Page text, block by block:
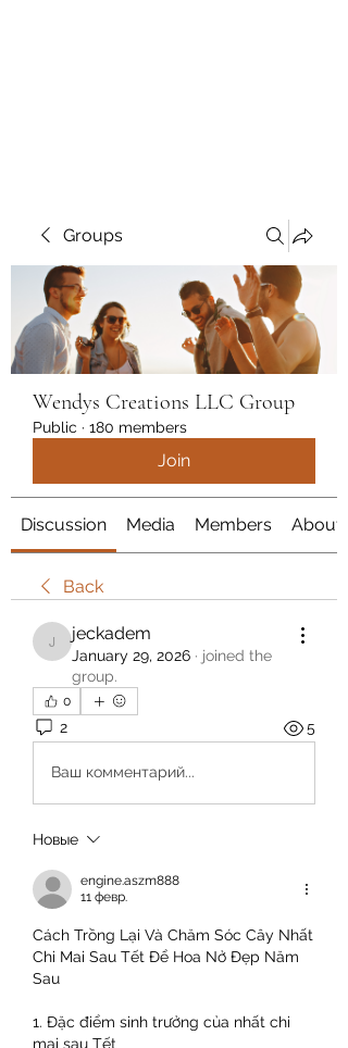
Groups
Wendys Creations LLC Group
Public · 180 members
Join
Discussion Media Members About
Back
jeckadem
jeckadem
January 29, 2026 · joined the
group.
0
2 5
Ваш комментарий...
Новые
engine.aszm888
11 февр.
Cách Trồng Lại Và Chăm Sóc Cây Nhất
Chi Mai Sau Tết Để Hoa Nở Đẹp Năm
Sau
1. Đặc điểm sinh trưởng của nhất chi
mai sau Tết